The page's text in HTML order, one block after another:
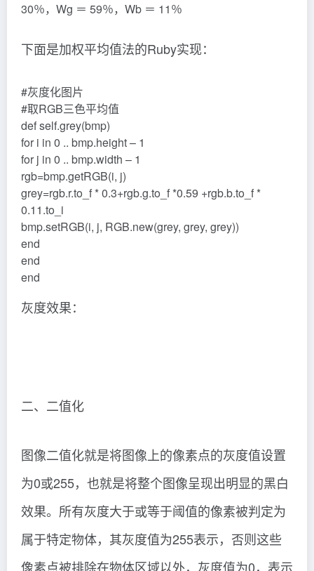
30％，Wg ＝ 59％，Wb ＝ 11％
下面是加权平均值法的Ruby实现：
#灰度化图片
#取RGB三色平均值
def self.grey(bmp)
for i in 0 .. bmp.height – 1
for j in 0 .. bmp.width – 1
rgb=bmp.getRGB(i, j)
grey=rgb.r.to_f * 0.3+rgb.g.to_f *0.59 +rgb.b.to_f *
0.11.to_i
bmp.setRGB(i, j, RGB.new(grey, grey, grey))
end
end
end
灰度效果：
二、二值化
图像二值化就是将图像上的像素点的灰度值设置
为0或255，也就是将整个图像呈现出明显的黑白
效果。所有灰度大于或等于阈值的像素被判定为
属于特定物体，其灰度值为255表示，否则这些
像素点被排除在物体区域以外，灰度值为0，表示